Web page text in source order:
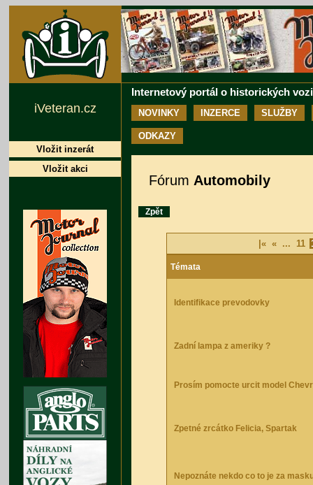
Internetový portál o historických
NOVINKY INZERCE SLUŽBY
ODKAZY
Fórum Automobily
Zpět
|« « ... 11
Témata
Identifikace prevodovky
Zadní lampa z ameriky ?
Prosím pomocte urcit model
Zpetné zrcátko Felicia, Spartak
Nepoznáte nekdo co to je za
iVeteran.cz
Vložit inzerát
Vložit akci